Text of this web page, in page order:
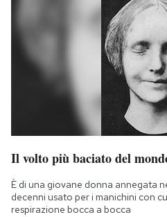
Il volto più baciato del
È di una giovane donna annegata
decenni usato per i manichini con
respirazione bocca a bocca